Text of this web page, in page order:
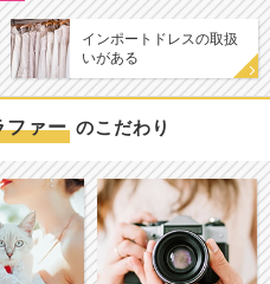
インポートドレスの取扱
いがある
ファー のこだわり